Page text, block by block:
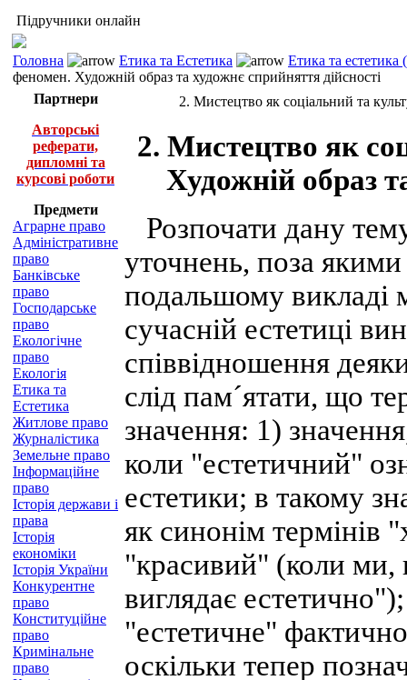
Підручники онлайн
Головна Етика та Естетика
Етика та
феномен. Художній образ та художнє сприйняття дійсності
Партнери
Авторські
реферати,
дипломні та
курсові роботи
Предмети
Аграрне право
Адміністративне
право
Банківське
право
Господарське
право
Екологічне
право
Екологія
Етика та
Естетика
Житлове право
Журналістика
Земельне право
Інформаційне
право
Історія держави і
права
Історія
економіки
Історія України
Конкурентне
право
Конституційне
право
Кримінальне
право
2. Мистецтво як соціальний та
2. Мистецтво як
Художній образ
Розпочати дану
уточнень, поза
подальшому викладі
сучасній естетиці
співвідношення
слід пам´ятати, що
значення: 1)
коли "естетичний"
естетики; в такому
як синонім термінів
"красивий" (коли ми,
виглядає
"естетичне"
оскільки тепер